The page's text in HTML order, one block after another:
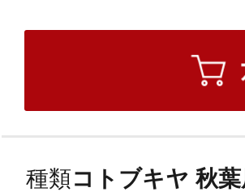
種類コトブキヤ 秋